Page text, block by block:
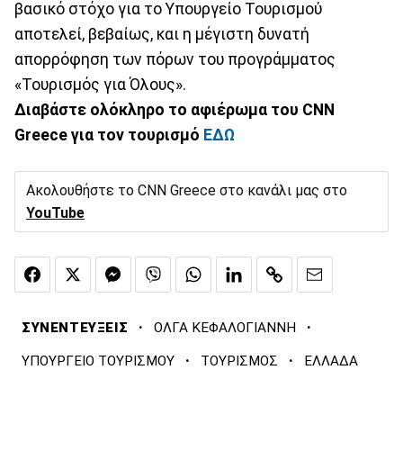
βασικό στόχο για το Υπουργείο Τουρισμού
αποτελεί, βεβαίως, και η μέγιστη δυνατή
απορρόφηση των πόρων του προγράμματος
«Τουρισμός για Όλους».
Διαβάστε ολόκληρο το αφιέρωμα του CNN
Greece για τον τουρισμό ΕΔΩ
Ακολουθήστε το CNN Greece στο κανάλι μας στο
YouTube
ΣΥΝΕΝΤΕΥΞΕΙΣ · ΟΛΓΑ ΚΕΦΑΛΟΓΙΑΝΝΗ ·
ΥΠΟΥΡΓΕΙΟ ΤΟΥΡΙΣΜΟΥ · ΤΟΥΡΙΣΜΟΣ · ΕΛΛΑΔΑ